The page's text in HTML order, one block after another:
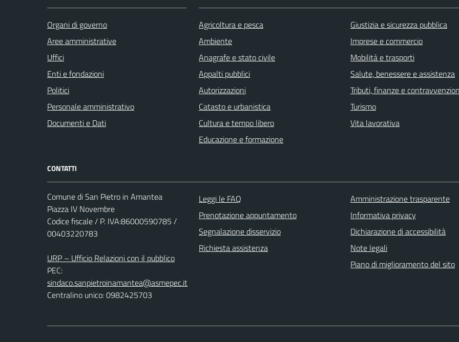
Organi di governo
Aree amministrative
Uffici
Enti e fondazioni
Politici
Personale amministrativo
Documenti e Dati
Agricoltura e pesca
Ambiente
Anagrafe e stato civile
Appalti pubblici
Autorizzazioni
Catasto e urbanistica
Cultura e tempo libero
Educazione e formazione
Giustizia e sicurezza pubblica
Imprese e commercio
Mobilità e trasporti
Salute, benessere e assistenza
Tributi, finanze e
Turismo
Vita lavorativa
CONTATTI
Comune di San Pietro in Amantea
Piazza IV Novembre
Codice fiscale / P. IVA:86000590785 /
00403220783
URP – Ufficio Relazioni con il pubblico
PEC:
sindaco.sanpietroinamantea@asmepec.it
Centralino unico: 0982425703
Leggi le FAQ
Prenotazione appuntamento
Segnalazione disservizio
Richiesta assistenza
Amministrazione trasparente
Informativa privacy
Dichiarazione di accessibilità
Note legali
Piano di miglioramento del sito